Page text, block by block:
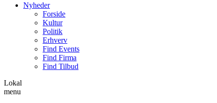
Nyheder
Forside
Kultur
Politik
Erhverv
Find Events
Find Firma
Find Tilbud
Lokal
menu